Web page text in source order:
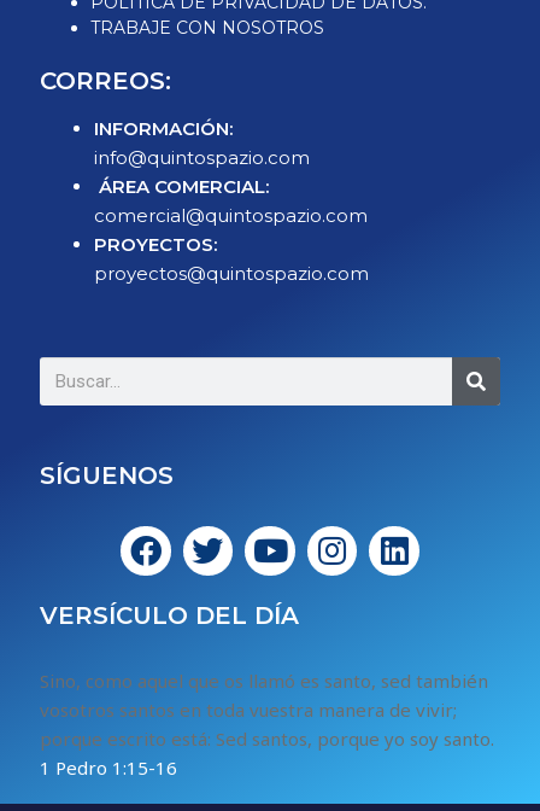
TRABAJE CON NOSOTROS
CORREOS:
INFORMACIÓN:
info@quintospazio.com
ÁREA COMERCIAL:
comercial@quintospazio.com
PROYECTOS:
proyectos@quintospazio.com
SÍGUENOS
VERSÍCULO DEL DÍA
Sino, como aquel que os llamó es santo, sed también
vosotros santos en toda vuestra manera de vivir;
porque escrito está: Sed santos, porque yo soy santo.
1 Pedro 1:15-16